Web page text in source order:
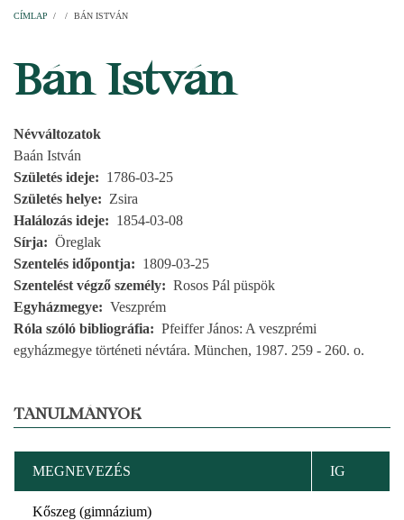
CÍMLAP / / BÁN ISTVÁN
Bán István
Névváltozatok
Baán István
Születés ideje
1786-03-25
Születés helye
Zsira
Halálozás ideje
1854-03-08
Sírja
Öreglak
Szentelés időpontja
1809-03-25
Szentelést végző személy
Rosos Pál püspök
Egyházmegye
Veszprém
Róla szóló bibliográfia
Pfeiffer János: A veszprémi
egyházmegye történeti névtára. München, 1987. 259 - 260. o.
TANULMÁNYOK
MEGNEVEZÉS IG
Kőszeg (gimnázium)